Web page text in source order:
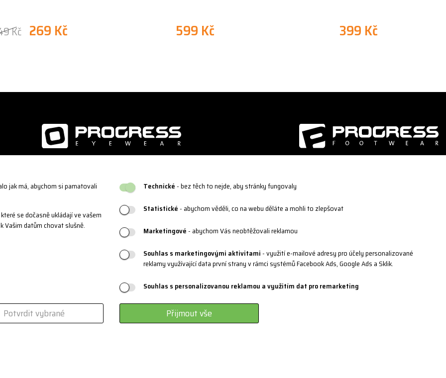
jak má, abychom si pamatovali
se dočasně ukládají ve vašem
Vašim datům chovat slušně.
Technické- bez těch to nejde, aby stránky fungovaly
Statistické- abychom věděli, co na webu děláte a mohli to zlepšovat
Marketingové- abychom Vás neobtěžovali reklamou
Souhlas s marketingovými aktivitami- využití e-mailové adresy pro účely personalizované
reklamy využívající data první strany v rámci systémů Facebook Ads, Google Ads a Sklik.
Souhlas s personalizovanou reklamou a využitím dat pro remarketing
Potvrdit vybrané Přijmout vše
Kč 269 Kč 599 Kč 399 Kč
PRODUKTOVÁ PODPORA
Údržba oblečení a obuvi
Kontakt
+420 382 222 221
info@progress-cz.cz